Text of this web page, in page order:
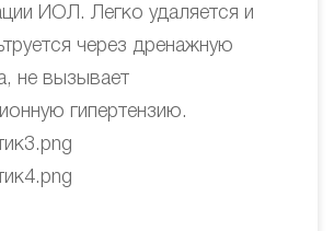
ИОЛ. Легко удаляется и
через дренажную
не вызывает
гипертензию.